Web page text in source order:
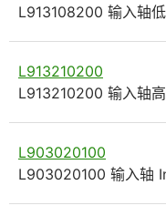
L913108200 输入轴
L913210200
L913210200 输入轴
L903020100
L903020100 输入轴